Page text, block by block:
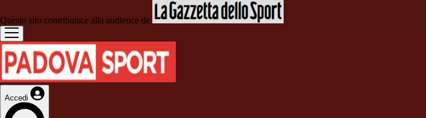
Questo sito contribuisce alla audience de
Accedi